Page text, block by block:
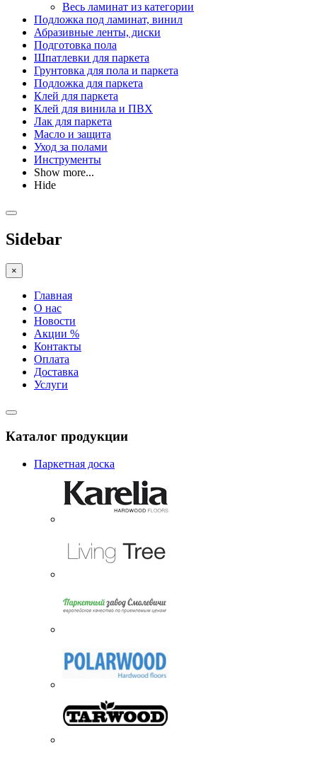
Весь ламинат из категории
Подложка под ламинат, винил
Абразивные ленты, диски
Подготовка пола
Шпатлевки для паркета
Грунтовка для пола и паркета
Подложка для паркета
Клей для паркета
Клей для винила и ПВХ
Лак для паркета
Масло и защита
Уход за полами
Инструменты
Show more...
Hide
Sidebar
×
Главная
О нас
Новости
Акции %
Контакты
Оплата
Доставка
Услуги
Каталог продукции
Паркетная доска